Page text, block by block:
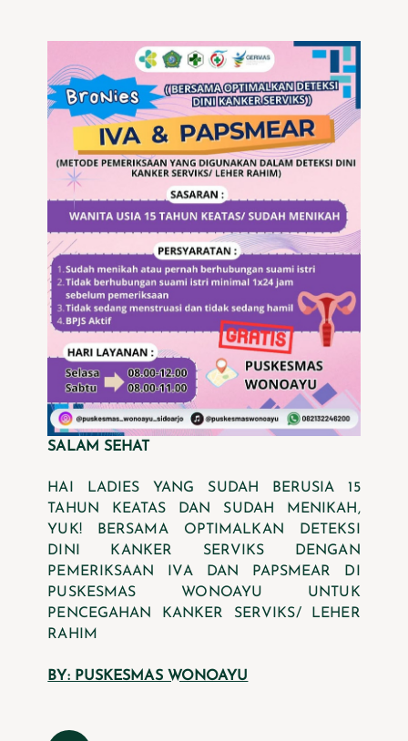
SALAM SEHAT
HAI LADIES YANG SUDAH BERUSIA 15
TAHUN KEATAS DAN SUDAH MENIKAH,
YUK! BERSAMA OPTIMALKAN DETEKSI
DINI KANKER SERVIKS DENGAN
PEMERIKSAAN IVA DAN PAPSMEAR DI
PUSKESMAS WONOAYU UNTUK
PENCEGAHAN KANKER SERVIKS/ LEHER
RAHIM
BY: PUSKESMAS WONOAYU